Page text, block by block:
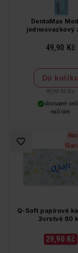
DentaMax
jednosvazkový
barev
49,90 Kč
Do košíku
49,90 Kč / ks
dostupné
načítám
Q-Soft papírové
3vrstvé 80
29,90 Kč